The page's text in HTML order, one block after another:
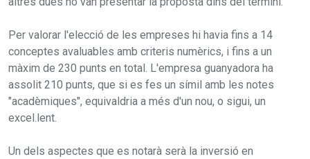
Per valorar l'elecció de les empreses hi havia fins a 14
conceptes avaluables amb criteris numèrics, i fins a un
màxim de 230 punts en total. L'empresa guanyadora ha
assolit 210 punts, que si es fes un símil amb les notes
"acadèmiques", equivaldria a més d'un nou, o sigui, un
excel.lent.
Un dels aspectes que es notarà serà la inversió en